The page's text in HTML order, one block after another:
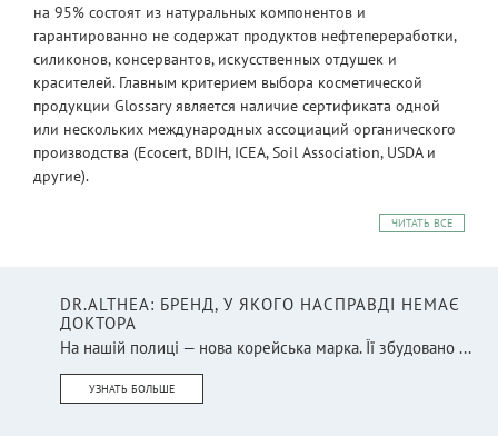
на 95% состоят из натуральных компонентов и
гарантированно не содержат продуктов нефтепереработки,
силиконов, консервантов, искусственных отдушек и
красителей. Главным критерием выбора косметической
продукции Glossary является наличие сертификата одной
или нескольких международных ассоциаций органического
производства (Ecocert, BDIH, ICEA, Soil Association, USDA и
другие).
ЧИТАТЬ ВСЕ
DR.ALTHEA: БРЕНД, У ЯКОГО НАСПРАВДІ НЕМАЄ
ДОКТОРА
На нашій полиці — нова корейська марка. Її збудовано ...
УЗНАТЬ БОЛЬШЕ